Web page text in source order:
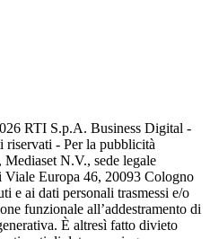
RTI S.p.A. Business Digital -
- Per la pubblicità
N.V., sede legale
Europa 46, 20093 Cologno
e ai dati personali trasmessi e/o
funzionale all’addestramento di
È altresì fatto divieto